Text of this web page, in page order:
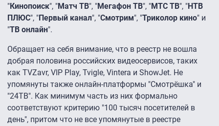
"Кинопоиск", "Матч ТВ", "Мегафон ТВ", "МТС ТВ", "НТВ
ПЛЮС", "Первый канал", "Смотрим", "Триколор кино" и
"ТВ онлайн".
Обращает на себя внимание, что в реестр не вошла
добрая половина российских видеосервисов, таких
как TVZavr, VIP Play, Tvigle, Vintera и ShowJet. Не
упомянуты также онлайн-платформы "Смотрёшка" и
"24ТВ". Как минимум часть из них формально
соответствуют критерию "100 тысяч посетителей в
день", притом что не все упомянутые в реестре